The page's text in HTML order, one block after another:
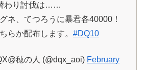
わり討伐は……
ネ、てつろうに暴君各40000！
らか配布します。 #DQ10
穂の人 (@dqx_aoi) February